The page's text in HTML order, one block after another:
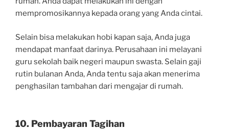
mempromosikannya kepada orang yang Anda cintai.
Selain bisa melakukan hobi kapan saja, Anda juga
mendapat manfaat darinya. Perusahaan ini melayani
guru sekolah baik negeri maupun swasta. Selain gaji
rutin bulanan Anda, Anda tentu saja akan menerima
penghasilan tambahan dari mengajar di rumah.
10. Pembayaran Tagihan